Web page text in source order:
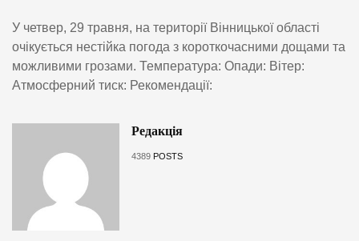
У четвер, 29 травня, на території Вінницької області
очікується нестійка погода з короткочасними дощами та
можливими грозами. Температура: Опади: Вітер:
Атмосферний тиск: Рекомендації:
Редакція
4389 POSTS